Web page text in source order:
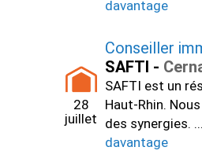
davantage
28
juillet
Conseiller
SAFTI -
SAFTI est un
Haut-Rhin.
des synergies.
davantage